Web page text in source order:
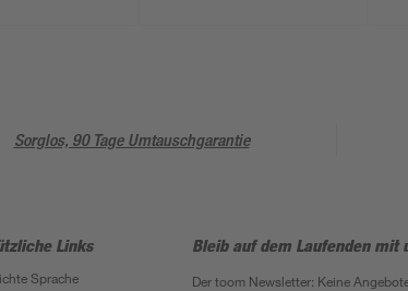
Sorglos, 90 Tage Umtauschgarantie
Links
Sprache
Bleib auf dem Laufenden mit
Der toom Newsletter: Keine